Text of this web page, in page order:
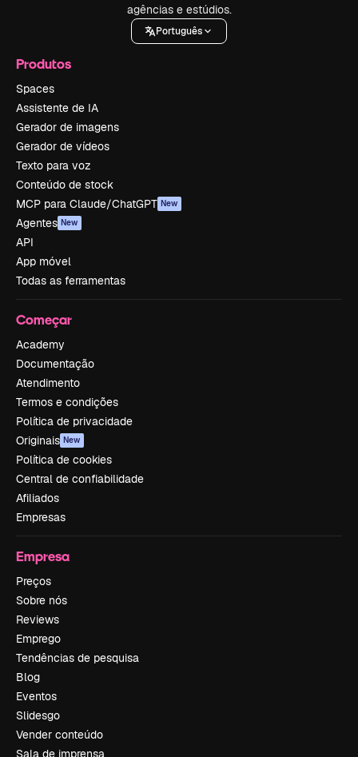
agências e estúdios.
Português
Produtos
Spaces
Assistente de IA
Gerador de imagens
Gerador de vídeos
Texto para voz
Conteúdo de stock
MCP para Claude/ChatGPT New
Agentes New
API
App móvel
Todas as ferramentas
Começar
Academy
Documentação
Atendimento
Termos e condições
Política de privacidade
Originais New
Política de cookies
Central de confiabilidade
Afiliados
Empresas
Empresa
Preços
Sobre nós
Reviews
Emprego
Tendências de pesquisa
Blog
Eventos
Slidesgo
Vender conteúdo
Sala de imprensa